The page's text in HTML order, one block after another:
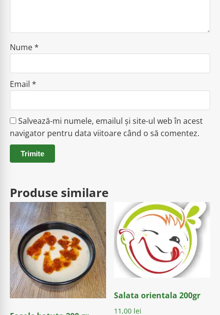
Nume*
Email *
Salvează-mi numele, emailul și site-ul web în acest
navigator pentru data viitoare când o să comentez.
Produse similare
Salata orientala 200gr
11,00 lei